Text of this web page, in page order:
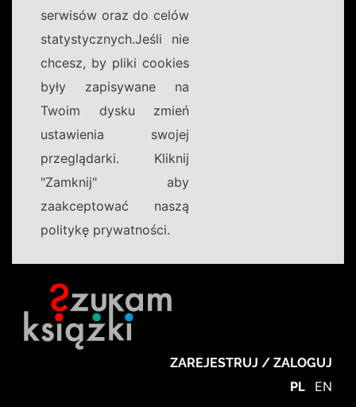
serwisów oraz do celów
statystycznych.Jeśli nie
chcesz, by pliki cookies
były zapisywane na
Twoim dysku zmień
ustawienia swojej
przeglądarki. Kliknij
"Zamknij" aby
zaakceptować naszą
politykę prywatności.
ZAREJESTRUJ / ZALOGUJ
PL EN